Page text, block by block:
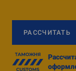
РАССЧИТАТЬ